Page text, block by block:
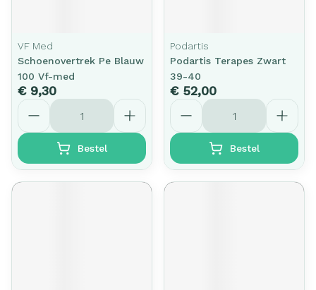
VF Med
Schoenovertrek Pe Blauw
100 Vf-med
€ 9,30
Aantal
Bestel
Podartis
Podartis Terapes Zwart
39-40
€ 52,00
Aantal
Bestel